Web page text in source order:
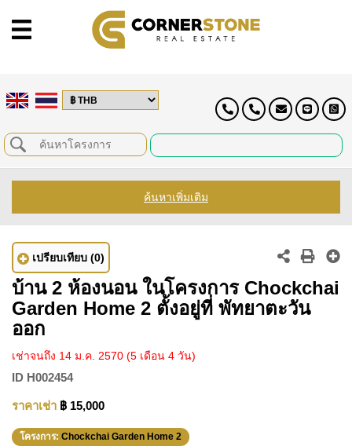
ค้นหาเพิ่มเติม
เปรียบเทียบ (0)
บ้าน 2 ห้องนอน ในโครงการ Chockchai
Garden Home 2 ตั้งอยู่ที่ พัทยาตะวัน
ออก
เช่าจนถึง 14 ม.ค. 2570 (5 เดือน 4 วัน)
ID H002454
ราคาเช่า ฿ 15,000
โครงการ: Chockchai Garden Home 2